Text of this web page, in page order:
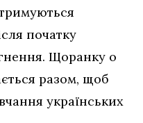
початку
Щоранку о
разом, щоб
українських